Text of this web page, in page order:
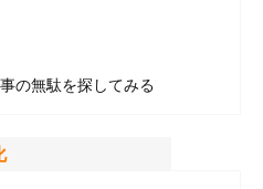
の無駄を探してみる